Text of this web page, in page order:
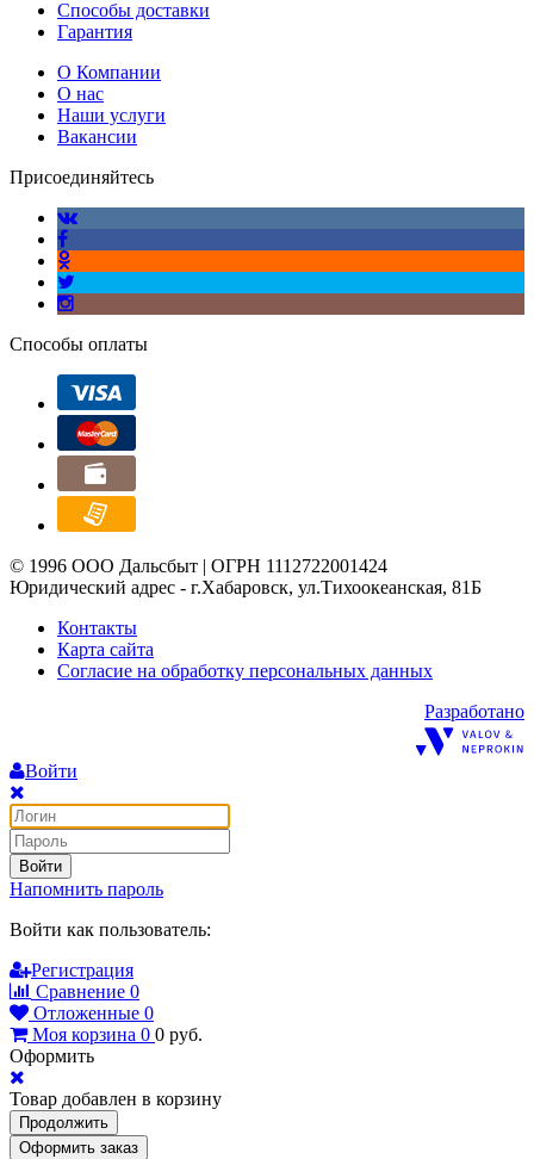
Способы доставки
Гарантия
О Компании
О нас
Наши услуги
Вакансии
Присоединяйтесь
Способы оплаты
© 1996 ООО Дальсбыт | ОГРН 1112722001424
Юридический адрес - г.Хабаровск, ул.Тихоокеанская, 81Б
Контакты
Карта сайта
Согласие на обработку персональных данных
Разработано
Войти
Войти
Напомнить пароль
Войти как пользователь:
Регистрация
Сравнение 0
Отложенные 0
Моя корзина 0 0 руб.
Оформить
Товар добавлен в корзину
Продолжить
Оформить заказ